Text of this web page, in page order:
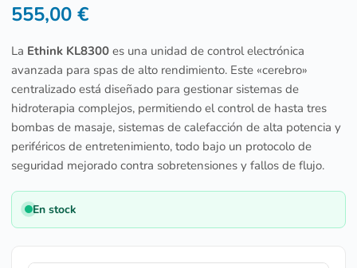
555,00 €
La Ethink KL8300 es una unidad de control electrónica
avanzada para spas de alto rendimiento. Este «cerebro»
centralizado está diseñado para gestionar sistemas de
hidroterapia complejos, permitiendo el control de hasta tres
bombas de masaje, sistemas de calefacción de alta potencia y
periféricos de entretenimiento, todo bajo un protocolo de
seguridad mejorado contra sobretensiones y fallos de flujo.
En stock